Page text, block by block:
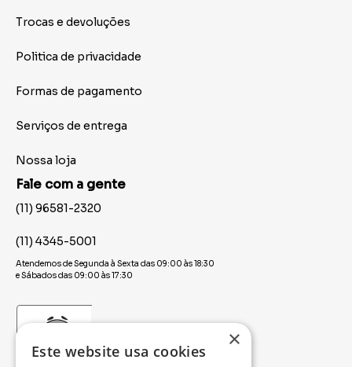
Trocas e devoluções
Politica de privacidade
Formas de pagamento
Serviços de entrega
Nossa loja
Fale com a gente
(11) 96581-2320
(11) 4345-5001
Atendemos de Segunda à Sexta das 09:00 às 18:30
e Sábados das 09:00 às 17:30
×
Este website usa cookies